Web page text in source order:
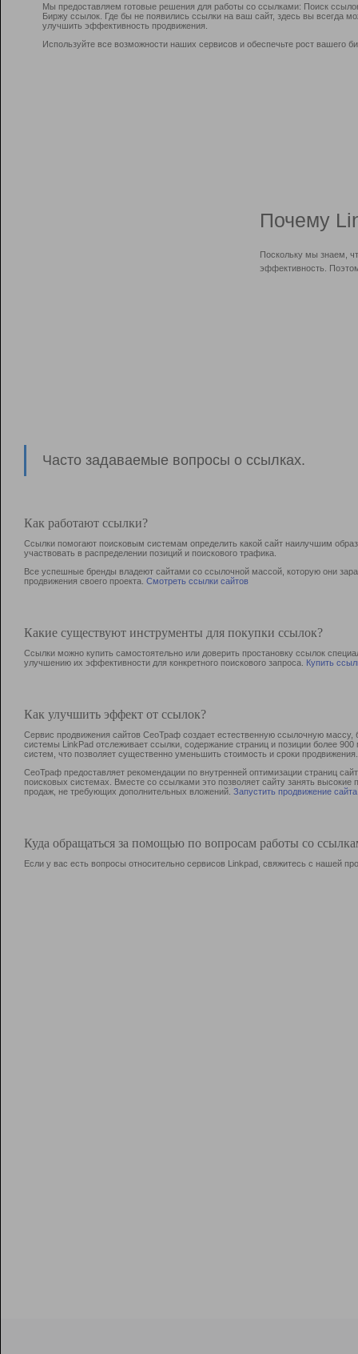
Мы предоставляем готовые решения для работы со ссылками: Поиск
Биржу ссылок. Где бы не появились ссылки на ваш сайт, здесь вы всегда
улучшить эффективность продвижения.
Используйте все возможности наших сервисов и обеспечьте рост вашего
Почему
Поскольку мы знаем,
эффективность.
Часто задаваемые вопросы о ссылках.
Как работают ссылки?
Ссылки помогают поисковым системам определить какой сайт наилучшим
участвовать в раcпределении позиций и поискового трафика.
Все успешные бренды владеют сайтами со ссылочной массой, которую они
продвижения своего проекта. Смотреть ссылки сайтов
Какие существуют инструменты для покупки ссылок?
Ссылки можно купить самостоятельно или доверить простановку ссылок
улучшению их эффективности для конкретного поискового запроса. Купить
Как улучшить эффект от ссылок?
Сервис продвижения сайтов СеоТраф создает естественную ссылочную
системы LinkPad отслеживает ссылки, содержание страниц и позиции более
систем, что позволяет существенно уменьшить стоимость и сроки продвижения.
СеоТраф предоставляет рекомендации по внутренней оптимизации страниц
поисковых системах. Вместе со ссылками это позволяет сайту занять
продаж, не требующих дополнительных вложений. Запустить продвижение сайта
Куда обращаться за помощью по вопросам работы со
Если у вас есть вопросы относительно сервисов Linkpad, свяжитесь с нашей